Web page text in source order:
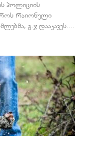
პოლიციის
რაიონული
გ.ჯ დააკავეს....